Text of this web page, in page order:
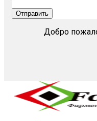
Добро